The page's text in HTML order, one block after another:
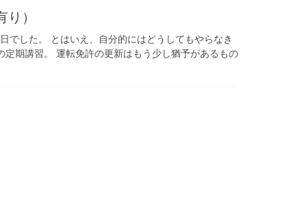
）
でした。 とはいえ、自分的にはどうしてもやらなき
期講習。 運転免許の更新はもう少し猶予があるもの